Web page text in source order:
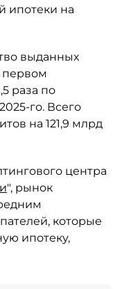
ипотеки на
выданных
первом
раза по
го. Всего
на 121,9 млрд
центра
", рынок
которые
ипотеку,